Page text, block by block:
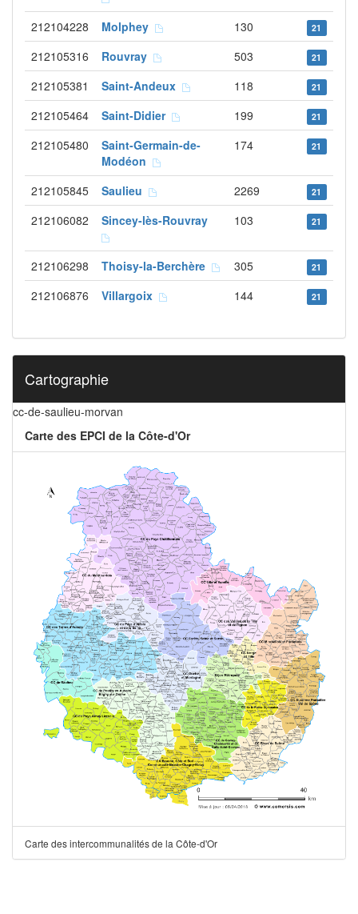
212104228 Molphey 130 21
212105316 Rouvray 503 21
212105381 Saint-Andeux 118 21
212105464 Saint-Didier 199 21
212105480
Saint-Germain-de-
Modéon
174 21
212105845 Saulieu 2269 21
212106082 Sincey-lès-Rouvray 103 21
212106298 Thoisy-la-Berchère 305 21
212106876 Villargoix 144 21
Cartographie
cc-de-saulieu-morvan
Carte des EPCI de la Côte-d'Or
Carte des intercommunalités de la Côte-d'Or